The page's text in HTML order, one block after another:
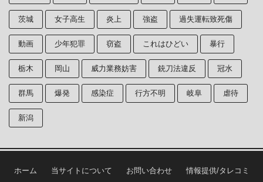
茨城 女子高生 炎上 強盗 過失運転致死傷
動画 少年犯罪 窃盗 これはひどい 暴行
栃木 岡山 威力業務妨害 銃刀法違反 冠水
群馬 爆発 感染症 行方不明 岐阜 虐待
新潟
ホーム 当サイトについて お問い合わせ 情報提供/タレコミ